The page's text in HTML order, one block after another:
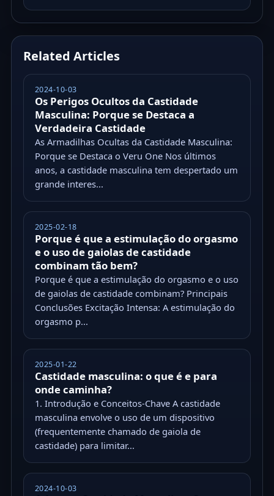
Related Articles
2024-10-03
Os Perigos Ocultos da Castidade
Masculina: Porque se Destaca a
Verdadeira Castidade
As Armadilhas Ocultas da Castidade Masculina:
Porque se Destaca o Veru One Nos últimos
anos, a castidade masculina tem despertado um
grande interes...
2025-02-18
Porque é que a estimulação do orgasmo
e o uso de gaiolas de castidade
combinam tão bem?
Porque é que a estimulação do orgasmo e o uso
de gaiolas de castidade combinam? Principais
Conclusões Excitação Intensa: A estimulação do
orgasmo p...
2025-01-22
Castidade masculina: o que é e para
onde caminha?
1. Introdução e Conceitos-Chave A castidade
masculina envolve o uso de um dispositivo
(frequentemente chamado de gaiola de
castidade) para limitar...
2024-10-03